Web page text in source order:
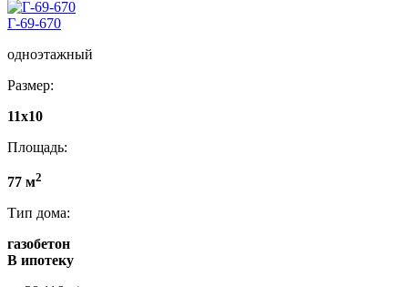
Г-69-670
одноэтажный
Размер:
11x10
Площадь:
77 м2
Тип дома:
газобетон
В ипотеку